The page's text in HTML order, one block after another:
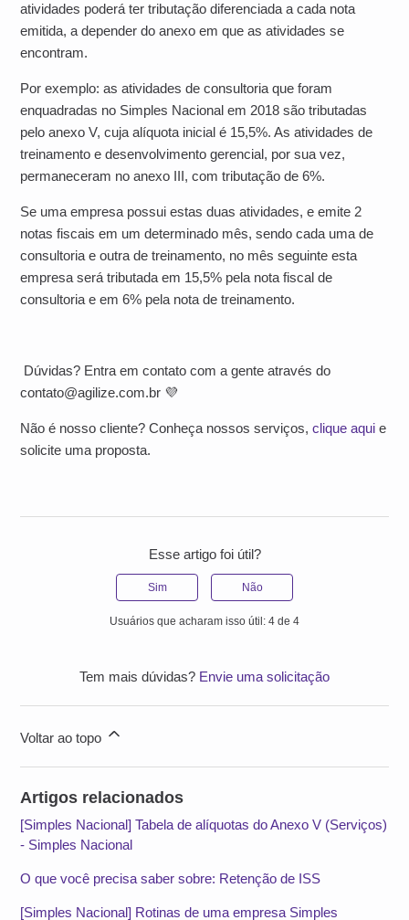
atividades poderá ter tributação diferenciada a cada nota
emitida, a depender do anexo em que as atividades se
encontram.
Por exemplo: as atividades de consultoria que foram
enquadradas no Simples Nacional em 2018 são tributadas
pelo anexo V, cuja alíquota inicial é 15,5%. As atividades de
treinamento e desenvolvimento gerencial, por sua vez,
permaneceram no anexo III, com tributação de 6%.
Se uma empresa possui estas duas atividades, e emite 2
notas fiscais em um determinado mês, sendo cada uma de
consultoria e outra de treinamento, no mês seguinte esta
empresa será tributada em 15,5% pela nota fiscal de
consultoria e em 6% pela nota de treinamento.
Dúvidas? Entra em contato com a gente através do
contato@agilize.com.br 💜
Não é nosso cliente? Conheça nossos serviços,clique aqui e
solicite uma proposta.
Esse artigo foi útil?
Sim Não
Usuários que acharam isso útil: 4 de 4
Tem mais dúvidas? Envie uma solicitação
Voltar ao topo
Artigos relacionados
[Simples Nacional] Tabela de alíquotas do Anexo V (Serviços)
- Simples Nacional
O que você precisa saber sobre: Retenção de ISS
[Simples Nacional] Rotinas de uma empresa Simples